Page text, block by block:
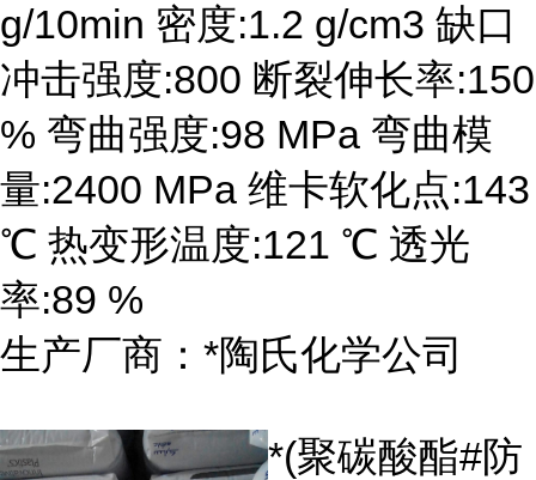
g/10min 密度:1.2 g/cm3 缺口
冲击强度:800 断裂伸长率:150
% 弯曲强度:98 MPa 弯曲模
量:2400 MPa 维卡软化点:143
℃ 热变形温度:121 ℃ 透光
率:89 %
生产厂商：*陶氏化学公司
*(聚碳酸酯#防